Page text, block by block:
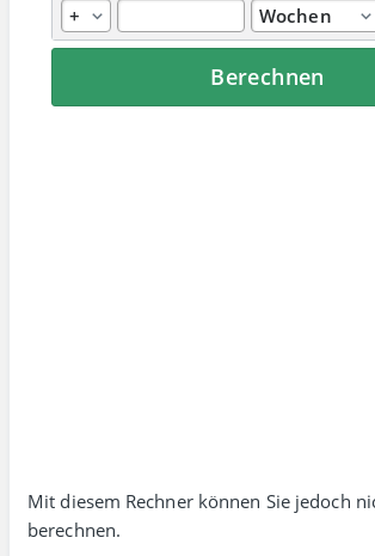
Mit diesem Rechner können Sie jedoch
berechnen.